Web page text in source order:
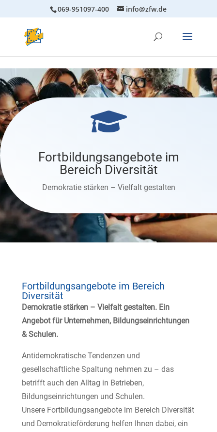
069-951097-400 info@zfw.de

Fortbildungsangebote im
Bereich Diversität
Demokratie stärken – Vielfalt gestalten
Fortbildungsangebote im Bereich
Diversität
Demokratie stärken – Vielfalt gestalten. Ein
Angebot für Unternehmen, Bildungseinrichtungen
& Schulen.
Antidemokratische Tendenzen und
gesellschaftliche Spaltung nehmen zu – das
betrifft auch den Alltag in Betrieben,
Bildungseinrichtungen und Schulen.
Unsere Fortbildungsangebote im Bereich Diversität
und Demokratieförderung helfen Ihnen dabei, ein